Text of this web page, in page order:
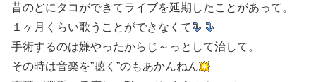
昔のどにタコができてライブを延期したことがあって。
１ヶ月くらい歌うことができなくて
手術するのは嫌やったからじ～っとして治して。
その時は音楽を”聴く”のもあかんねん